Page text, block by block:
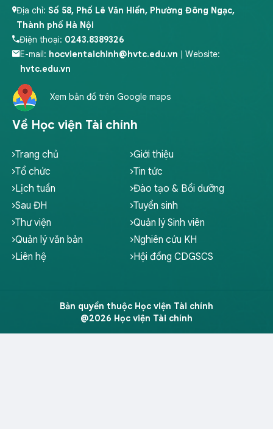
Về Học viện Tài chính
Trang chủ
Giới thiệu
Tổ chức
Tin tức
Lịch tuần
Đào tạo & Bồi dưỡng
Sau ĐH
Tuyển sinh
Thư viện
Quản lý Sinh viên
Quản lý văn bản
Nghiên cứu KH
Liên hệ
Hội đồng CDGSCS
Địa chỉ: Số 58, Phố Lê Văn Hiến, Phường Đông Ngạc,
Thành phố Hà Nội
Điện thoại: 0243.8389326
E-mail: hocvientaichinh@hvtc.edu.vn | Website:
hvtc.edu.vn
Xem bản đồ trên Google maps
Bản quyền thuộc Học viện Tài chính
@2026 Học viện Tài chính